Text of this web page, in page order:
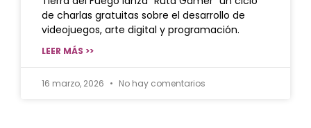
de charlas gratuitas sobre el desarrollo de
videojuegos, arte digital y programación.
LEER MÁS >>
16 marzo, 2026 No hay comentarios